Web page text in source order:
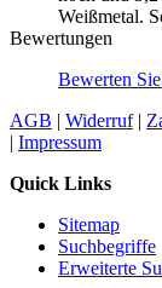
Weißmetal.
Bewertungen
Bewerten
AGB | Widerruf|
| Impressum
Quick Links
Sitemap
Suchbegriffe
Erweiterte